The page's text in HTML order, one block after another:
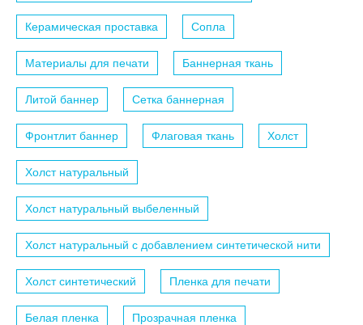
Керамическая проставка Сопла
Материалы для печати Баннерная ткань
Литой баннер Сетка баннерная
Фронтлит баннер Флаговая ткань Холст
Холст натуральный
Холст натуральный выбеленный
Холст натуральный с добавлением синтетической нити
Холст синтетический Пленка для печати
Белая пленка Прозрачная пленка